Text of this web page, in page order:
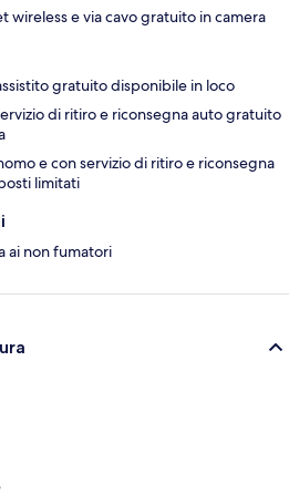
wireless e via cavo gratuito in camera
gratuito disponibile in loco
di ritiro e riconsegna auto gratuito
e con servizio di ritiro e riconsegna
limitati
ai non fumatori